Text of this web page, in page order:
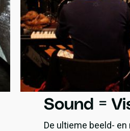
Sound =
De ultieme beeld-